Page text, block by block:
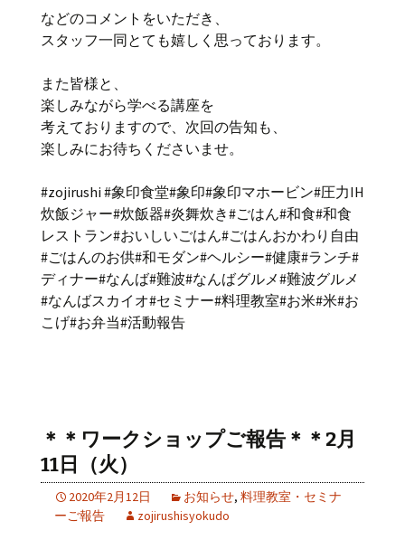
などのコメントをいただき、
スタッフ一同とても嬉しく思っております。
また皆様と、
楽しみながら学べる講座を
考えておりますので、次回の告知も、
楽しみにお待ちくださいませ。
#zojirushi #象印食堂#象印#象印マホービン#圧力IH
炊飯ジャー#炊飯器#炎舞炊き#ごはん#和食#和食
レストラン#おいしいごはん#ごはんおかわり自由
#ごはんのお供#和モダン#ヘルシー#健康#ランチ#
ディナー#なんば#難波#なんばグルメ#難波グルメ
#なんばスカイオ#セミナー#料理教室#お米#米#お
こげ#お弁当#活動報告
＊＊ワークショップご報告＊＊2月
11日（火）
2020年2月12日 お知らせ, 料理教室・セミナ
ーご報告
zojirushisyokudo